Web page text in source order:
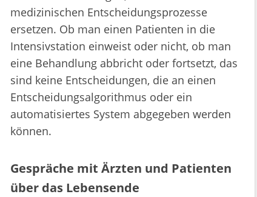
medizinischen Entscheidungsprozesse
ersetzen. Ob man einen Patienten in die
Intensivstation einweist oder nicht, ob man
eine Behandlung abbricht oder fortsetzt, das
sind keine Entscheidungen, die an einen
Entscheidungsalgorithmus oder ein
automatisiertes System abgegeben werden
können.
Gespräche mit Ärzten und Patienten
über das Lebensende